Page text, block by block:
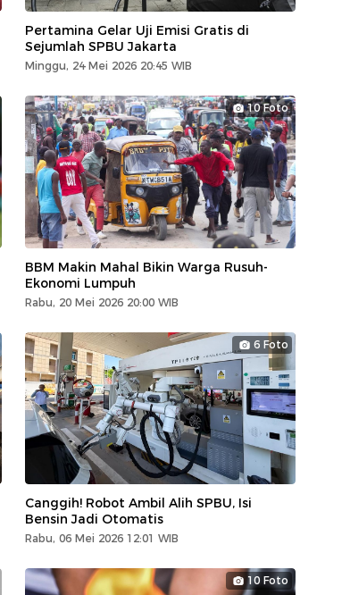
Pertamina Gelar Uji Emisi Gratis di
Sejumlah SPBU Jakarta
Minggu, 24 Mei 2026 20:45 WIB
10 Foto
BBM Makin Mahal Bikin Warga Rusuh-
Ekonomi Lumpuh
Rabu, 20 Mei 2026 20:00 WIB
6 Foto
Canggih! Robot Ambil Alih SPBU, Isi
Bensin Jadi Otomatis
Rabu, 06 Mei 2026 12:01 WIB
10 Foto